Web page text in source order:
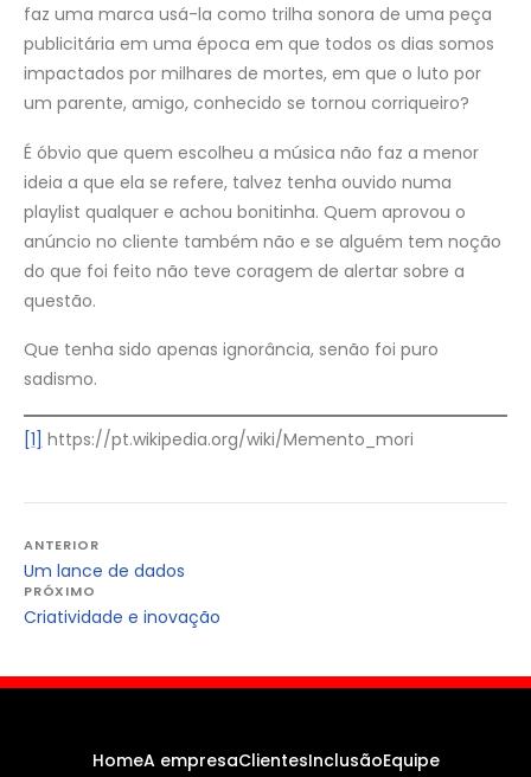
faz uma marca usá-la como trilha sonora de uma peça
publicitária em uma época em que todos os dias somos
impactados por milhares de mortes, em que o luto por
um parente, amigo, conhecido se tornou corriqueiro?
É óbvio que quem escolheu a música não faz a menor
ideia a que ela se refere, talvez tenha ouvido numa
playlist qualquer e achou bonitinha. Quem aprovou o
anúncio no cliente também não e se alguém tem noção
do que foi feito não teve coragem de alertar sobre a
questão.
Que tenha sido apenas ignorância, senão foi puro
sadismo.
[1] https://pt.wikipedia.org/wiki/Memento_mori
Navegação
de
Post
ANTERIOR
Um lance de dados
PRÓXIMO
Criatividade e inovação
HomeA empresaClientesInclusãoEquipe